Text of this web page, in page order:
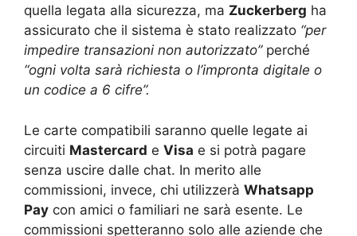
quella legata alla sicurezza, ma Zuckerberg ha
assicurato che il sistema è stato realizzato “per
impedire transazioni non autorizzato”perché
“ogni volta sarà richiesta o l’impronta digitale o
un codice a 6 cifre”.
Le carte compatibili saranno quelle legate ai
circuiti Mastercard e Visa e si potrà pagare
senza uscire dalle chat. In merito alle
commissioni, invece, chi utilizzerà Whatsapp
Pay con amici o familiari ne sarà esente. Le
commissioni spetteranno solo alle aziende che